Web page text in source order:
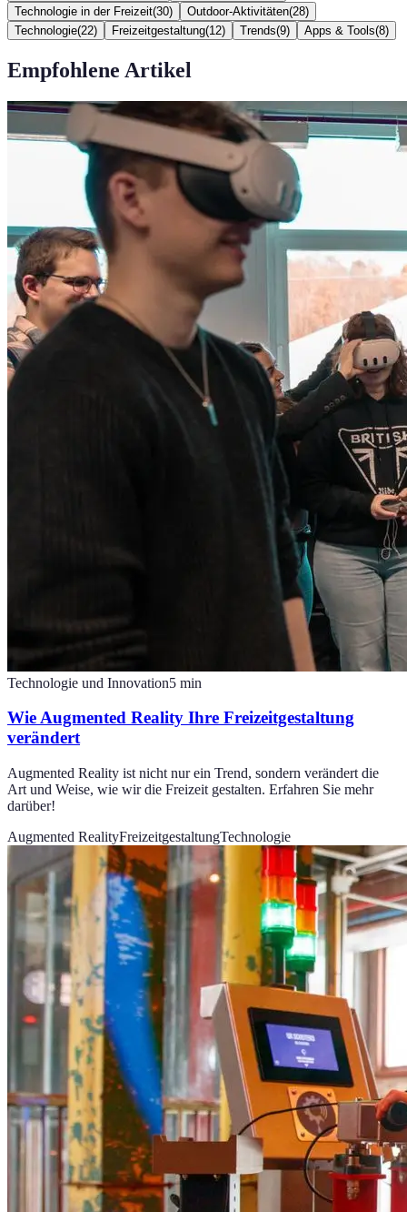
Technologie in der Freizeit(30) Outdoor-Aktivitäten(28)
Technologie(22) Freizeitgestaltung(12) Trends(9) Apps & Tools(8)
Empfohlene Artikel
Technologie und Innovation5 min
Wie Augmented Reality Ihre Freizeitgestaltung
verändert
Augmented Reality ist nicht nur ein Trend, sondern verändert die
Art und Weise, wie wir die Freizeit gestalten. Erfahren Sie mehr
darüber!
Augmented RealityFreizeitgestaltungTechnologie